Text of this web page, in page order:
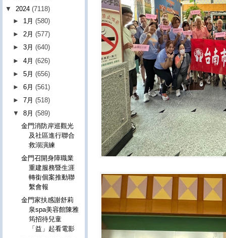
▼ 2024 (7118)
► 1月(580)
►2月(577)
►3月(640)
►4月(626)
►5月(656)
►6月(561)
►7月(518)
▼8月(589)
金門消防岸巡觀光
及社區進行聯合
救溺演練
金門召開身障職業
重建服務暨生涯
轉銜個案推動聯
繫會報
金門家扶感謝舒莉
泉spa美容館陳雅
筠招待兒童
「益」起看電影